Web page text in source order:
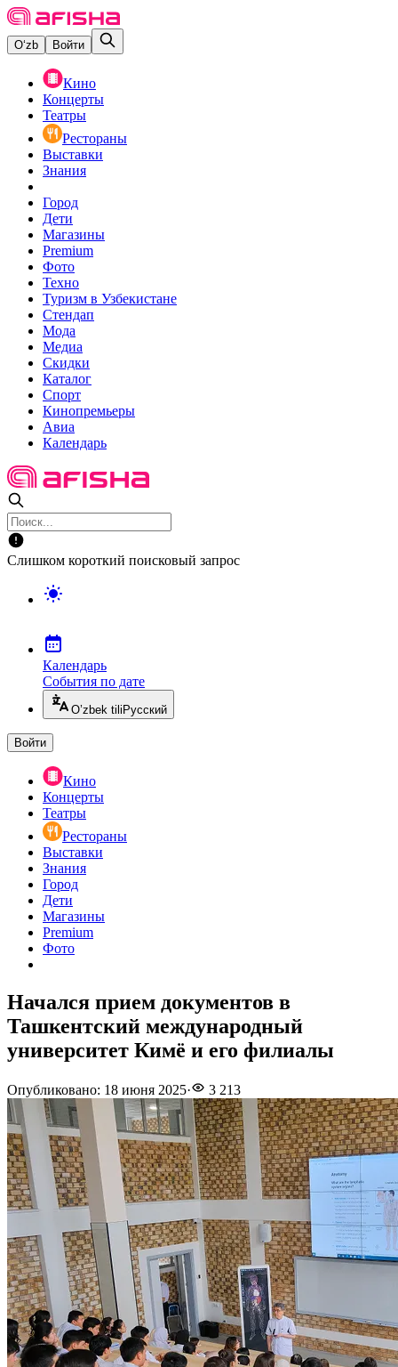
O‘zb Войти
Кино
Концерты
Театры
Рестораны
Выставки
Знания
Город
Дети
Магазины
Premium
Фото
Техно
Туризм в Узбекистане
Стендап
Мода
Медиа
Скидки
Каталог
Спорт
Кинопремьеры
Авиа
Календарь
Слишком короткий поисковый запрос
Календарь
События по дате
O’zbek tili Русский
Войти
Кино
Концерты
Театры
Рестораны
Выставки
Знания
Город
Дети
Магазины
Premium
Фото
Начался прием документов в
Ташкентский международный
университет Кимё и его филиалы
Опубликовано: 18 июня 2025· 3 213